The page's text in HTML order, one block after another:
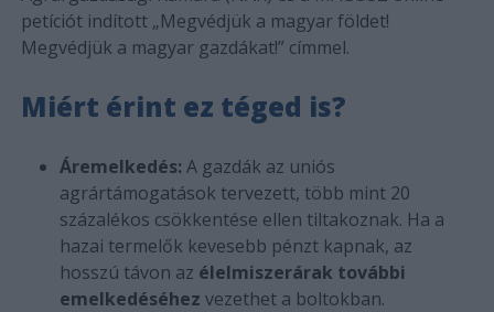
petíciót indított „Megvédjük a magyar földet!
Megvédjük a magyar gazdákat!” címmel.
Miért érint ez téged is?
Áremelkedés: A gazdák az uniós
agrártámogatások tervezett, több mint 20
százalékos csökkentése ellen tiltakoznak. Ha a
hazai termelők kevesebb pénzt kapnak, az
hosszú távon az élelmiszerárak további
emelkedéséhez vezethet a boltokban.